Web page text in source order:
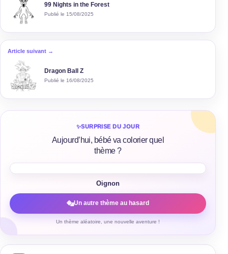
99 Nights in the Forest
Publié le 15/08/2025
Article suivant →
Dragon Ball Z
Publié le 16/08/2025
✨SURPRISE DU JOUR
Aujourd’hui, bébé va colorier quel
thème ?
Oignon
Un autre thème au hasard
Un thème aléatoire, une nouvelle aventure !